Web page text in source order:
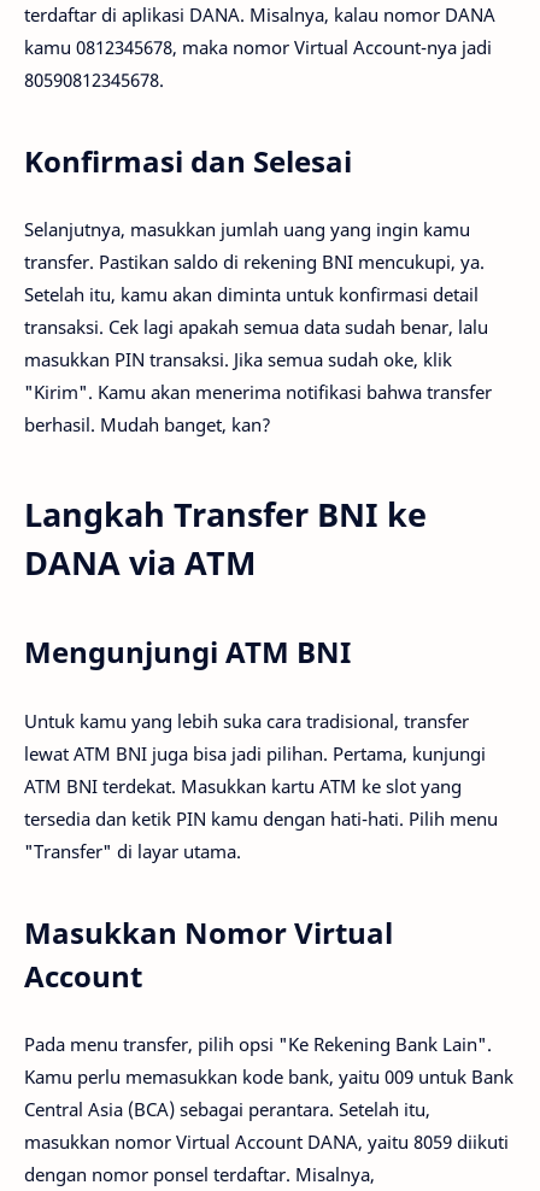
terdaftar di aplikasi DANA. Misalnya, kalau nomor DANA
kamu 0812345678, maka nomor Virtual Account-nya jadi
80590812345678.
Konfirmasi dan Selesai
Selanjutnya, masukkan jumlah uang yang ingin kamu
transfer. Pastikan saldo di rekening BNI mencukupi, ya.
Setelah itu, kamu akan diminta untuk konfirmasi detail
transaksi. Cek lagi apakah semua data sudah benar, lalu
masukkan PIN transaksi. Jika semua sudah oke, klik
"Kirim". Kamu akan menerima notifikasi bahwa transfer
berhasil. Mudah banget, kan?
Langkah Transfer BNI ke
DANA via ATM
Mengunjungi ATM BNI
Untuk kamu yang lebih suka cara tradisional, transfer
lewat ATM BNI juga bisa jadi pilihan. Pertama, kunjungi
ATM BNI terdekat. Masukkan kartu ATM ke slot yang
tersedia dan ketik PIN kamu dengan hati-hati. Pilih menu
"Transfer" di layar utama.
Masukkan Nomor Virtual
Account
Pada menu transfer, pilih opsi "Ke Rekening Bank Lain".
Kamu perlu memasukkan kode bank, yaitu 009 untuk Bank
Central Asia (BCA) sebagai perantara. Setelah itu,
masukkan nomor Virtual Account DANA, yaitu 8059 diikuti
dengan nomor ponsel terdaftar. Misalnya,